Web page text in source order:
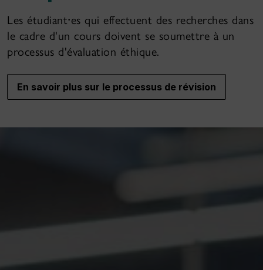
Les étudiant⸱es qui effectuent des recherches dans
le cadre d'un cours doivent se soumettre à un
processus d'évaluation éthique.
En savoir plus sur le processus de révision